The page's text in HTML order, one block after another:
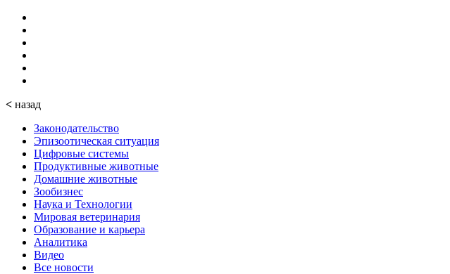
< назад
Законодательство
Эпизоотическая ситуация
Цифровые системы
Продуктивные животные
Домашние животные
Зообизнес
Наука и Технологии
Мировая ветеринария
Образование и карьера
Аналитика
Видео
Все новости